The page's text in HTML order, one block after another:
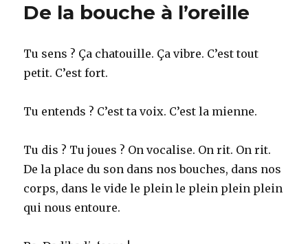
De la bouche à l’oreille
Tu sens ? Ça chatouille. Ça vibre. C’est tout
petit. C’est fort.
Tu entends ? C’est ta voix. C’est la mienne.
Tu dis ? Tu joues ? On vocalise. On rit. On rit.
De la place du son dans nos bouches, dans nos
corps, dans le vide le plein le plein plein plein
qui nous entoure.